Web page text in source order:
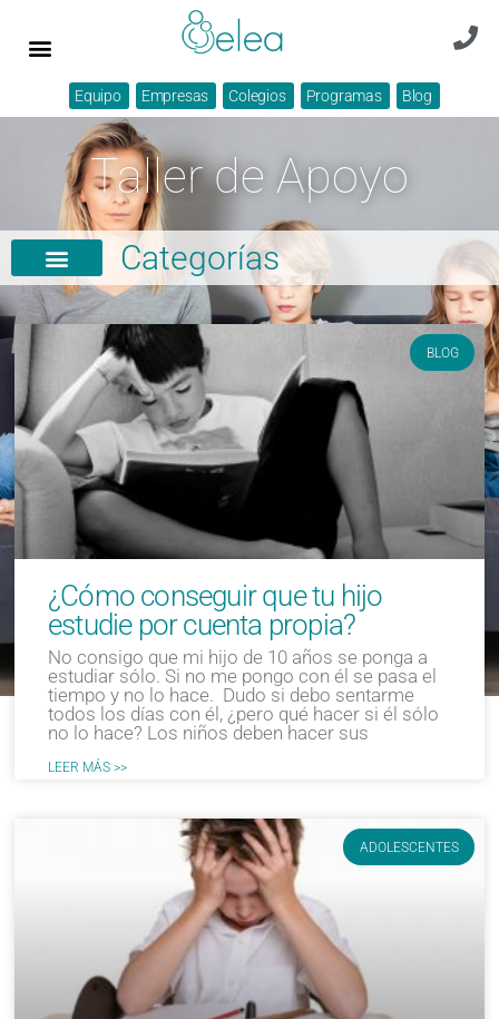
Equipo Empresas Colegios Programas Blog
Taller de Apoyo
Categorías
BLOG
¿Cómo conseguir que tu hijo
estudie por cuenta propia?
No consigo que mi hijo de 10 años se ponga a
estudiar sólo. Si no me pongo con él se pasa el
tiempo y no lo hace. Dudo si debo sentarme
todos los días con él, ¿pero qué hacer si él sólo
no lo hace? Los niños deben hacer sus
LEER MÁS >>
ADOLESCENTES